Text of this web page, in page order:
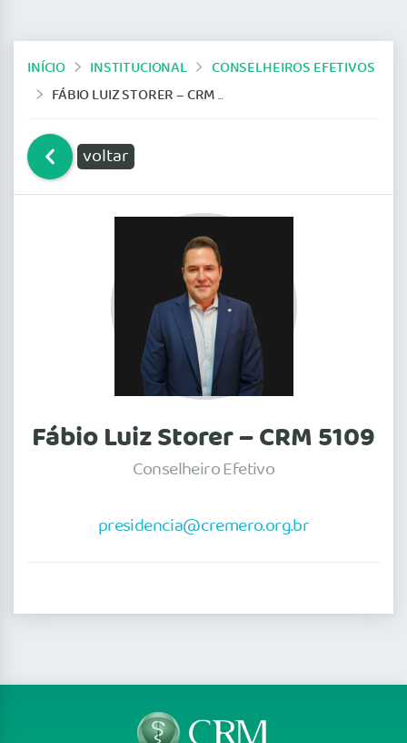
INÍCIO INSTITUCIONAL
CONSELHEIROS EFETIVOS
FÁBIO LUIZ STORER – CRM 5109
voltar
Fábio Luiz Storer – CRM 5109
Conselheiro Efetivo
presidencia@cremero.org.br